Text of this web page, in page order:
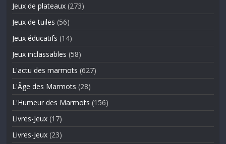
Jeux de plateaux (273)
Jeux de tuiles (56)
Jeux éducatifs (14)
Jeux inclassables (58)
L'actu des marmots (627)
L'Âge des Marmots (28)
L'Humeur des Marmots (156)
Livres-Jeux (17)
Livres-Jeux (23)